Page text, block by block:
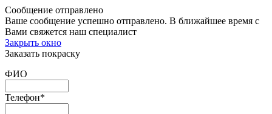
Сообщение отправлено
Ваше сообщение успешно отправлено. В ближайшее время с
Вами свяжется наш специалист
Закрыть окно
Заказать покраску
ФИО
Телефон*